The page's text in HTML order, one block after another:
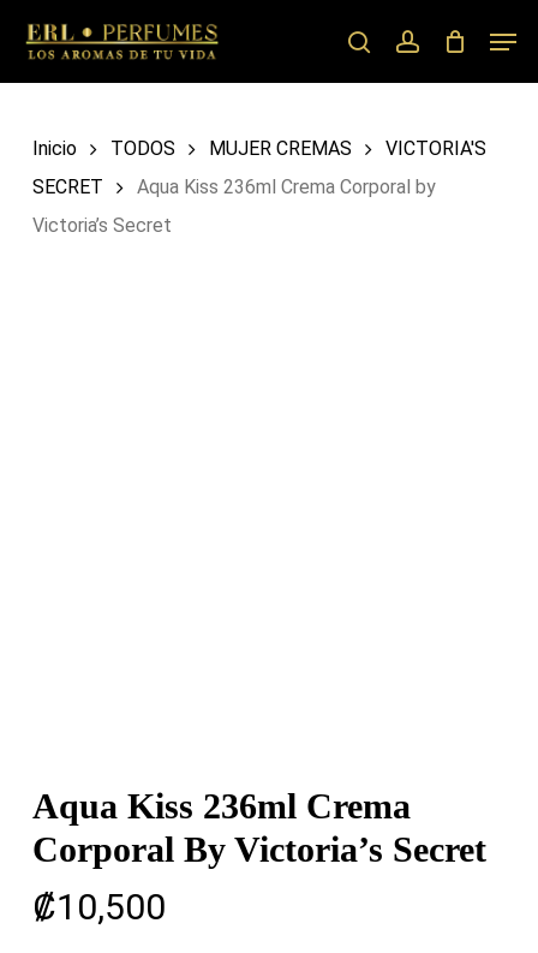
main
searchaccount
Inicio TODOS MUJER CREMAS
VICTORIA'S
SECRET
Aqua Kiss 236ml Crema Corporal by
Victoria’s Secret
Aqua Kiss 236ml Crema
Corporal By Victoria’s Secret
₡10,500